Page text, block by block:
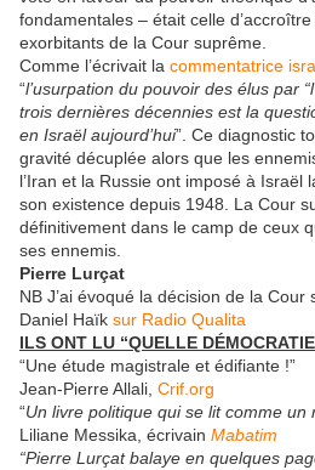
fondamentales – était celle
exorbitants de la Cour suprême.
Comme l’écrivait la commentatrice
“l’usurpation du pouvoir des élus par
trois dernières décennies est la
en Israël aujourd’hui”. Ce diagnostic
gravité décuplée alors que les
l’Iran et la Russie ont imposé à Israël
son existence depuis 1948. La Cour
définitivement dans le camp de ceux
ses ennemis.
Pierre Lurçat
NB J’ai évoqué la décision de la
Daniel Haïk sur Radio Qualita
ILS ONT LU “QUELLE
“Une étude magistrale et édifiante !”
Jean-Pierre Allali, Crif.org
“Un livre politique qui se lit comme un
Liliane Messika, écrivain Mabatim
“Pierre Lurçat balaye en quelques